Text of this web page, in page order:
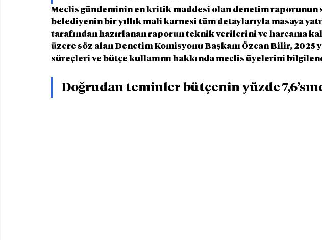
Meclis gündeminin en kritik maddesi olan denetim raporunun
belediyenin bir yıllık mali karnesi tüm detaylarıyla masaya
tarafından hazırlanan raporun teknik verilerini ve harcama
üzere söz alan Denetim Komisyonu Başkanı Özcan Bilir, 2025
süreçleri ve bütçe kullanımı hakkında meclis üyelerini
Doğrudan teminler bütçenin yüzde